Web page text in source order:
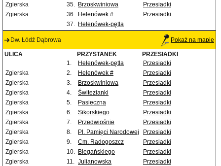
Zgierska
35. Brzoskwiniowa
Przesiadki
Zgierska
36. Helenówek #
Przesiadki
37. Helenówek-pętla
Dw. Łódź Dąbrowa Pokaż na mapie
ULICA PRZYSTANEK
PRZESIADKI
1.
Helenówek-pętla
Przesiadki
Zgierska
2. Helenówek #
Przesiadki
Zgierska
3. Brzoskwiniowa
Przesiadki
Zgierska
4. Świtezianki
Przesiadki
Zgierska
5. Pasieczna
Przesiadki
Zgierska
6. Sikorskiego
Przesiadki
Zgierska
7. Przedwiośnie
Przesiadki
Zgierska
8. Pl. Pamięci Narodowej
Przesiadki
Zgierska
9. Cm. Radogoszcz
Przesiadki
Zgierska
10. Biegańskiego
Przesiadki
Zgierska
11. Julianowska
Przesiadki